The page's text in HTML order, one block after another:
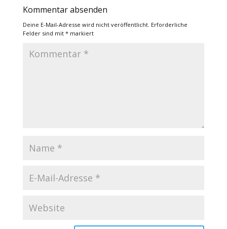
Kommentar absenden
Deine E-Mail-Adresse wird nicht veröffentlicht. Erforderliche
Felder sind mit *markiert